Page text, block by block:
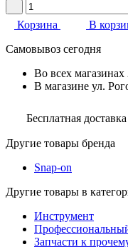
Корзина
В
Самовывоз сегодня
Во всех магазинах
В магазине ул.
Бесплатная
Другие товары бренда
Snap-on
Другие товары в
Инструмент
Запчасти к